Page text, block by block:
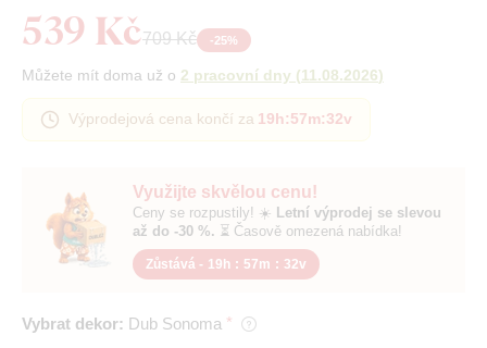
Využijte skvělou cenu!
Ceny se rozpustily! ☀️ Letní výprodej se slevou
až do -30 %. ⏳ Časově omezená nabídka!
Zůstává - 19h : 57m : 31v
Vybrat dekor: Dub Sonoma
539 Kč709 Kč -25%
Můžete mít doma už o 2 pracovní dny (11.08.2026)
Výprodejová cena končí za 19h:57m:31v